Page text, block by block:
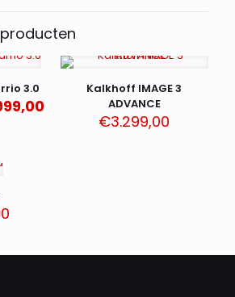
3.0
Huidige
Kalkhoff IMAGE 3
ADVANCE
€3.299,00